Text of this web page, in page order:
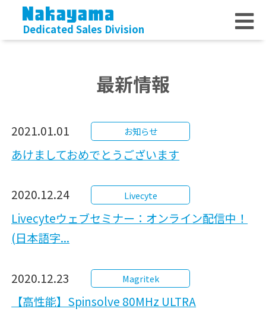
Dedicated Sales Division
最新情報
2021.01.01 お知らせ
あけましておめでとうございます
2020.12.24 Livecyte
Livecyteウェブセミナー：オンライン配信中！
(日本語字...
2020.12.23 Magritek
【高性能】Spinsolve 80MHz ULTRA